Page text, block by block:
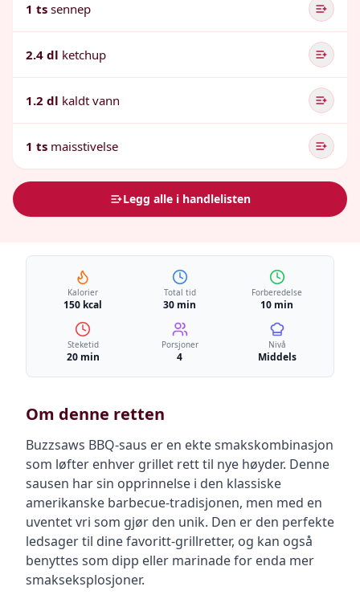
1 ts sennep
2.4 dl ketchup
1.2 dl kaldt vann
1 ts maisstivelse
Legg alle i handlelisten
Kalorier
150 kcal
Total tid
30 min
Forberedelse
10 min
Steketid
20 min
Porsjoner
4
Nivå
Middels
Om denne retten
Buzzsaws BBQ-saus er en ekte smakskombinasjon
som løfter enhver grillet rett til nye høyder. Denne
sausen har sin opprinnelse i den klassiske
amerikanske barbecue-tradisjonen, men med en
uventet vri som gjør den unik. Den er den perfekte
ledsager til dine favoritt-grillretter, og kan også
benyttes som dipp eller marinade for enda mer
smakseksplosjoner.